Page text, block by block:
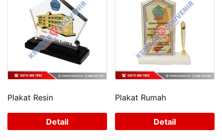
Plakat Resin
Detail
Plakat Rumah
Detail